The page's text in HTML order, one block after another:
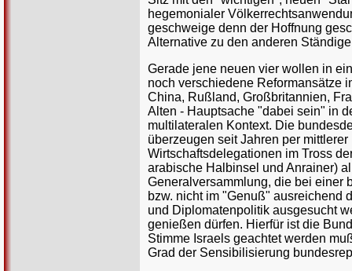
hegemonialer
geschweige denn der Hoffnung
Alternative zu den anderen
Gerade jene neuen vier wollen in
noch verschiedene Reformansätze
China, Rußland, Großbritannien,
Alten - Hauptsache "dabei sein" in
multilateralen Kontext. Die
überzeugen seit Jahren per
Wirtschaftsdelegationen im Tross
arabische Halbinsel und Anrainer)
Generalversammlung, die bei einer
bzw. nicht im "Genuß" ausreichend
und Diplomatenpolitik ausgesucht
genießen dürfen. Hierfür ist die
Stimme Israels geachtet werden
Grad der Sensibilisierung